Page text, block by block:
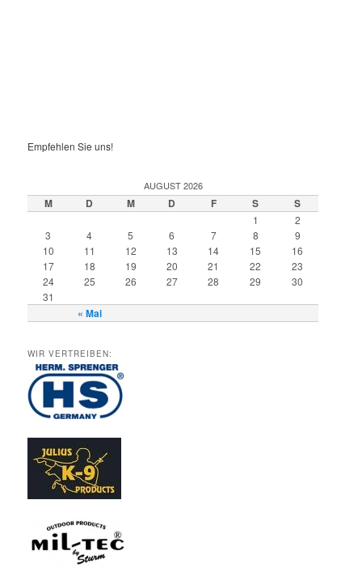
Empfehlen Sie uns!
AUGUST 2026
M D M D F S S
« Mai
1
2
3
4 5 6 7 8
9
10
11 12 13 14 15
16
17
18 19 20 21 22
23
24
25 26 27 28 29
30
31
WIR VERTREIBEN: